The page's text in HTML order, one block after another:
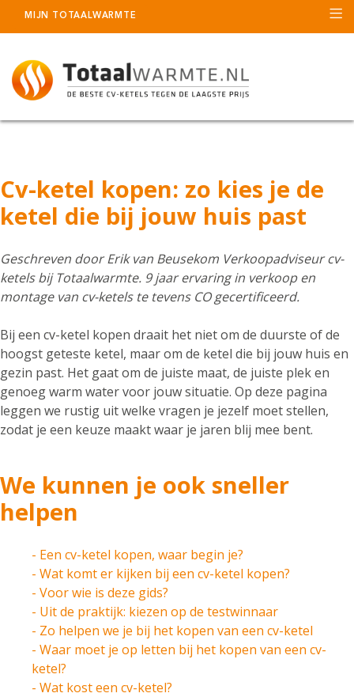
MIJN TOTAALWARMTE
Cv-ketel kopen: zo kies je de
ketel die bij jouw huis past
Geschreven doorErik van Beusekom Verkoopadviseur cv-
ketels bij Totaalwarmte. 9 jaar ervaring in verkoop en
montage van cv-ketels te tevens CO gecertificeerd.
Bij een cv-ketel kopen draait het niet om de duurste of de
hoogst geteste ketel, maar om de ketel die bij jouw huis en
gezin past. Het gaat om de juiste maat, de juiste plek en
genoeg warm water voor jouw situatie. Op deze pagina
leggen we rustig uit welke vragen je jezelf moet stellen,
zodat je een keuze maakt waar je jaren blij mee bent.
We kunnen je ook sneller
helpen
- Een cv-ketel kopen, waar begin je?
- Wat komt er kijken bij een cv-ketel kopen?
- Voor wie is deze gids?
- Uit de praktijk: kiezen op de testwinnaar
- Zo helpen we je bij het kopen van een cv-ketel
- Waar moet je op letten bij het kopen van een cv-
ketel?
- Wat kost een cv-ketel?